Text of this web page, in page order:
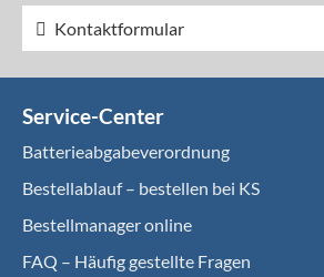
Kontaktformular
Service-Center
Batterieabgabeverordnung
Bestellablauf – bestellen bei KS
Bestellmanager online
FAQ – Häufig gestellte Fragen